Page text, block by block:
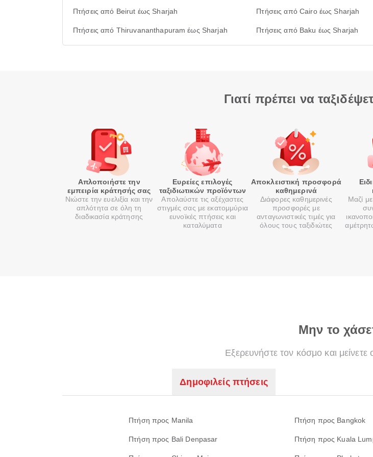
Πτήσεις από Beirut έως Sharjah Πτήσεις από Cairo έως Sharjah
Πτήσεις από Thiruvananthapuram έως Sharjah Πτήσεις από Baku έως Sharjah
Γιατί πρέπει να
Απλοποιήστε την
εμπειρία κράτησής σας
Νιώστε την ευελιξία και την
απλότητα σε όλη τη
διαδικασία κράτησης
Ευρείες επιλογές
ταξιδιωτικών προϊόντων
Απολαύστε τις αξέχαστες
στιγμές σας με εκατομμύρια
ευνοϊκές πτήσεις και
καταλύματα
Αποκλειστική προσφορά
καθημερινά
Διάφορες καθημερινές
προσφορές με
ανταγωνιστικές τιμές για
όλους τους ταξιδιώτες
Μαζί
Μην το
Εξερευνήστε τον κόσμο και
Δημοφιλείς πτήσεις
Πτήση προς Manila Πτήση προς Bangkok
Πτήση προς Bali Denpasar Πτήση προς Kuala